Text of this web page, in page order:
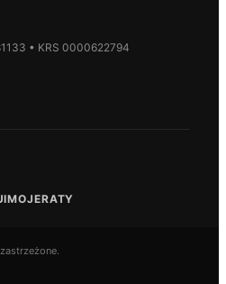
• KRS 0000622794
IMOJERATY